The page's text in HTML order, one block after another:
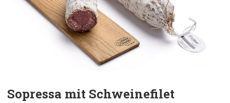
Sopressa mit Schweinefilet